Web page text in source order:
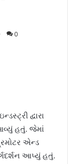
0
દ્વારા
હતું. જેમાં
એન્ડ
આપ્યું હતું.